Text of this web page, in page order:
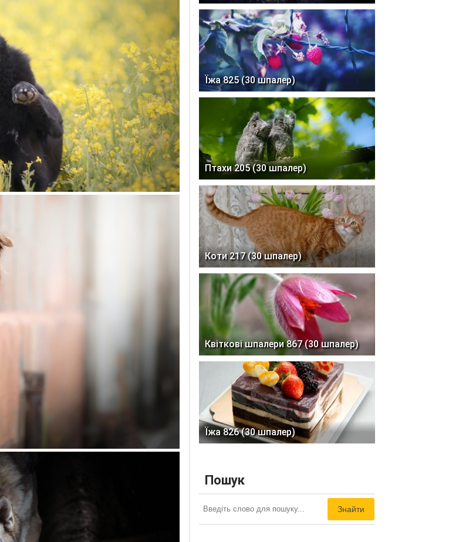
Їжа 825 (30 шпалер)
Птахи 205 (30 шпалер)
Коти 217 (30 шпалер)
Квіткові шпалери 867 (30 шпалер)
Їжа 826 (30 шпалер)
Пошук
Знайти